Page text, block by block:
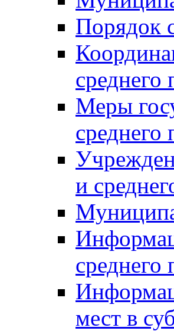
Порядок
среднего
Меры
среднего
и
среднего
мест в